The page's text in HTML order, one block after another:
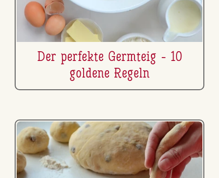
Der perfekte Germteig - 10
goldene Regeln